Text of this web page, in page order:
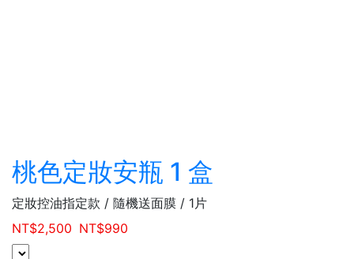
桃色定妝安瓶 1 盒
定妝控油指定款 / 隨機送面膜 / 1片
NT$2,500 NT$990